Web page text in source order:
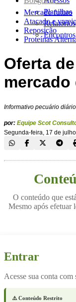
Planilhas
Relatórios
Encontros
Mercado futuro
Atacado e
Reposição
Proteínas
Oferta
Informativo pecuário
por: Equipe Scot
Segunda-feira, 17 de
O conteúdo que
Mesmo após efetuar
Entrar
Acesse sua conta com
⚠️ Conteúdo Restrito